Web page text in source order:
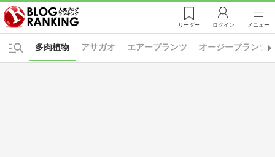
リーダー ログイン メニュー
アサガオ エアープランツ オージープランツ
多肉植物